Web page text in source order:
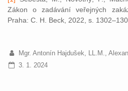
Zákon o zadávání veřejných
Praha: C. H. Beck, 2022, s.
Mgr. Antonín Hajdušek, LL.M.,
3. 1. 2024